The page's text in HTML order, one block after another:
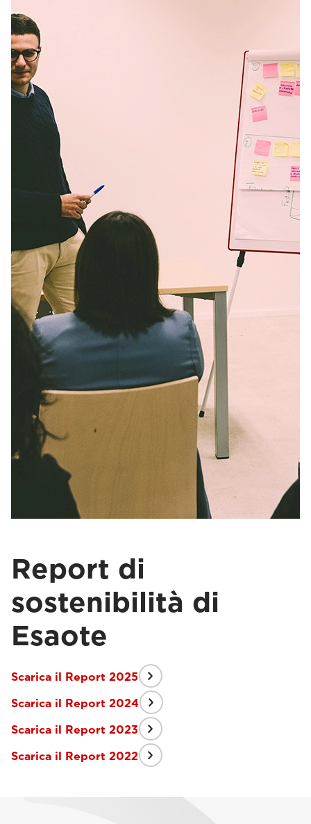
Report di
sostenibilità di
Esaote
Scarica il Report 2025
Scarica il Report 2024
Scarica il Report 2023
Scarica il Report 2022